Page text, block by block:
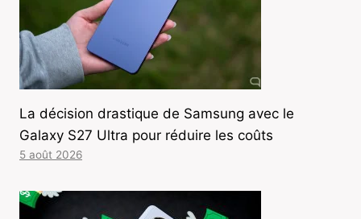
La décision drastique de Samsung avec le
Galaxy S27 Ultra pour réduire les coûts
5 août 2026